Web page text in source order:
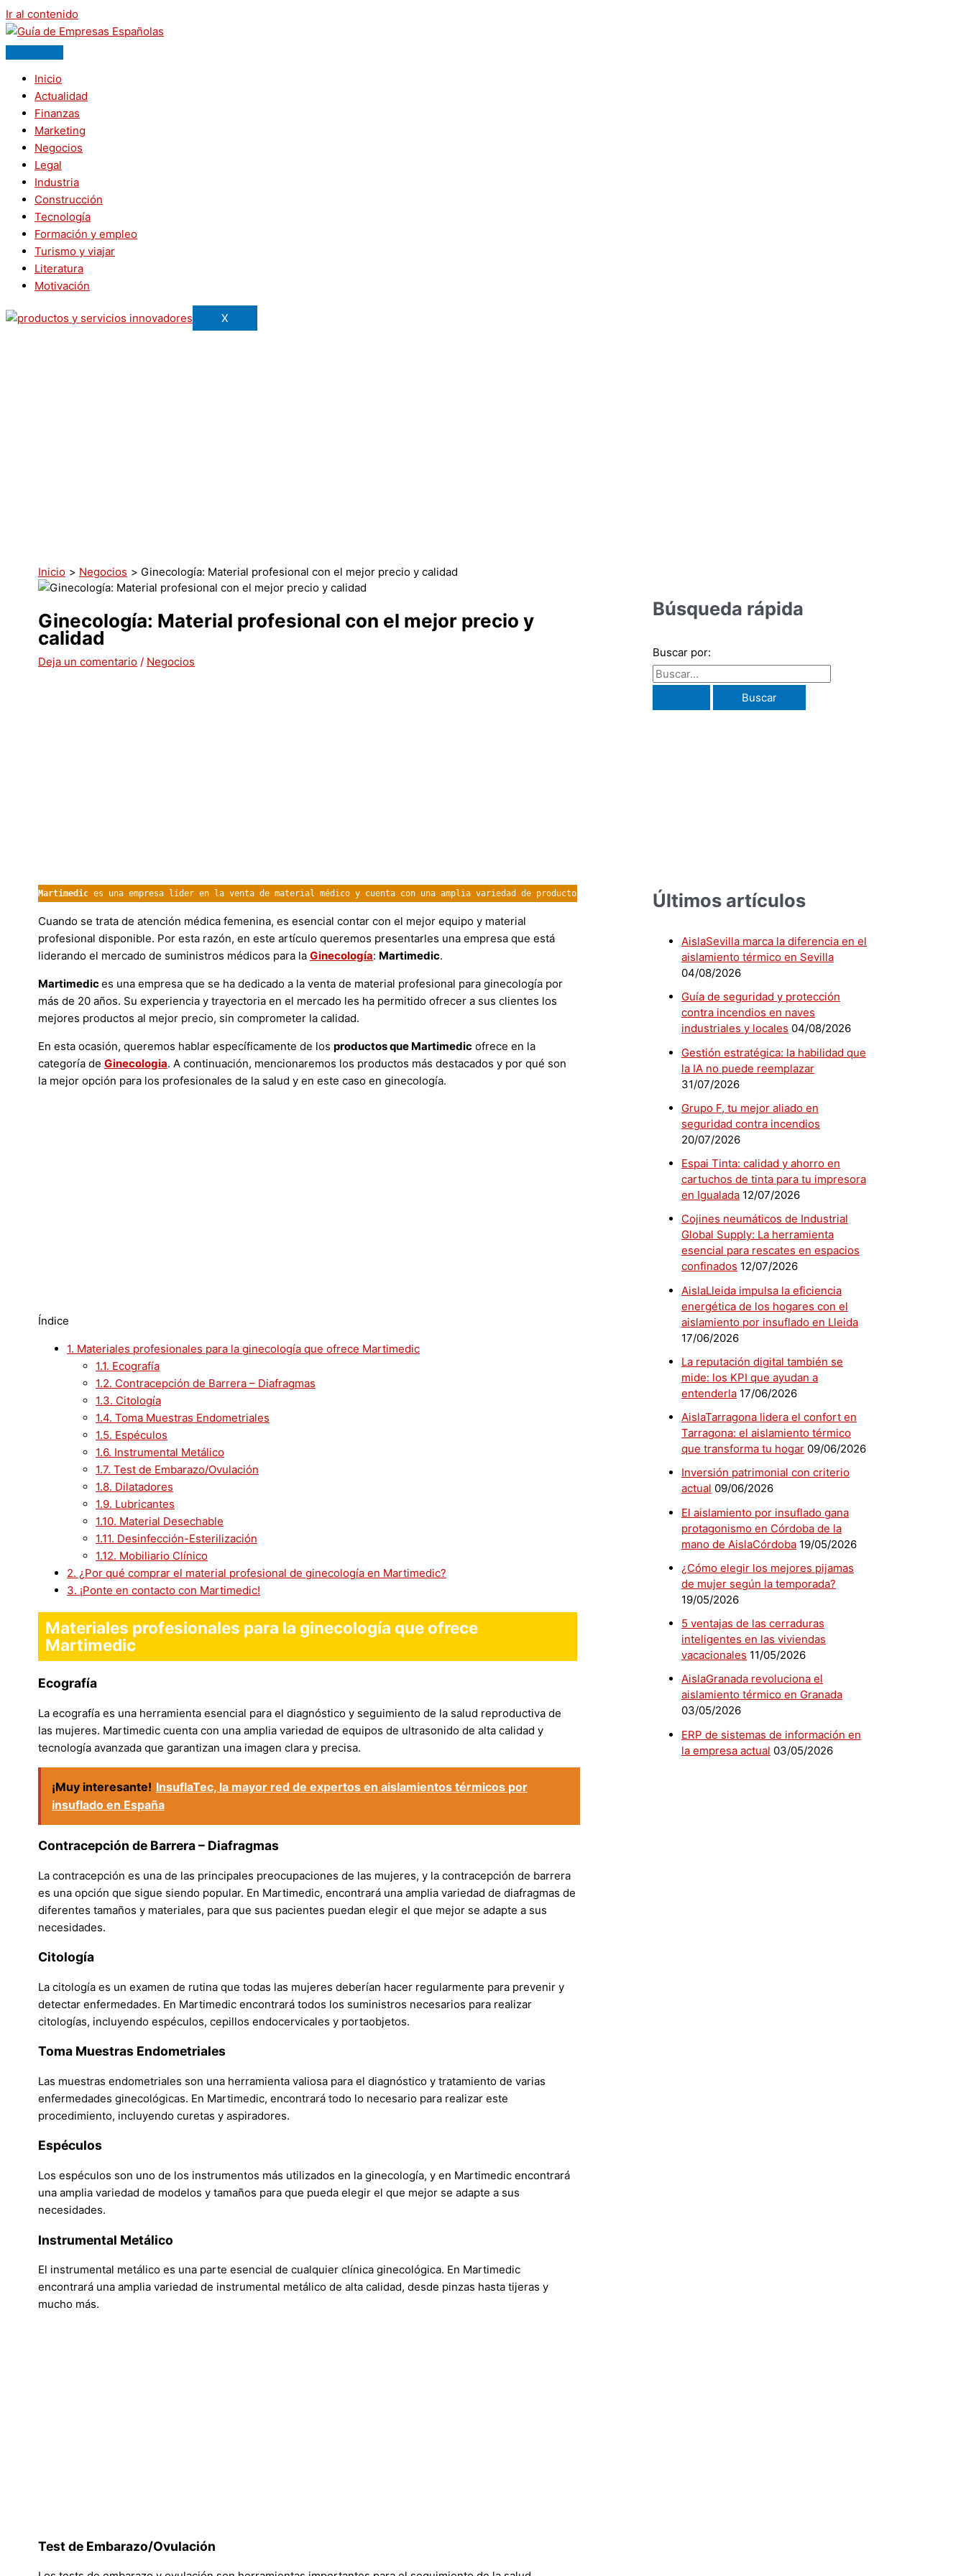
Ir al contenido
Inicio
Actualidad
Finanzas
Marketing
Negocios
Legal
Industria
Construcción
Tecnología
Formación y empleo
Turismo y viajar
Literatura
Motivación
X
Inicio Negocios Ginecología: Material profesional con el mejor precio y calidad
Ginecología: Material profesional con el mejor precio y
calidad
Deja un comentario / Negocios
Martimedic es una empresa líder en la venta de material médico y cuenta con una amplia variedad de productos de ginecología de la mejor calidad y a precios competitivos. Con su
Cuando se trata de atención médica femenina, es esencial contar con el mejor equipo y material
profesional disponible. Por esta razón, en este artículo queremos presentarles una empresa que está
liderando el mercado de suministros médicos para la Ginecología: Martimedic.
Martimedices una empresa que se ha dedicado a la venta de material profesional para ginecología por
más de 20 años. Su experiencia y trayectoria en el mercado les ha permitido ofrecer a sus clientes los
mejores productos al mejor precio, sin comprometer la calidad.
En esta ocasión, queremos hablar específicamente de los productos que Martimedic ofrece en la
categoría de Ginecologia. A continuación, mencionaremos los productos más destacados y por qué son
la mejor opción para los profesionales de la salud y en este caso en ginecología.
Índice
1. Materiales profesionales para la ginecología que ofrece Martimedic
1.1. Ecografía
1.2. Contracepción de Barrera – Diafragmas
1.3. Citología
1.4. Toma Muestras Endometriales
1.5. Espéculos
1.6. Instrumental Metálico
1.7. Test de Embarazo/Ovulación
1.8. Dilatadores
1.9. Lubricantes
1.10. Material Desechable
1.11. Desinfección-Esterilización
1.12. Mobiliario Clínico
2. ¿Por qué comprar el material profesional de ginecología en Martimedic?
3. ¡Ponte en contacto con Martimedic!
Materiales profesionales para la ginecología que ofrece
Martimedic
Ecografía
La ecografía es una herramienta esencial para el diagnóstico y seguimiento de la salud reproductiva de
las mujeres. Martimedic cuenta con una amplia variedad de equipos de ultrasonido de alta calidad y
tecnología avanzada que garantizan una imagen clara y precisa.
¡Muy interesante! InsuflaTec, la mayor red de expertos en aislamientos térmicos por
insuflado en España
Contracepción de Barrera – Diafragmas
La contracepción es una de las principales preocupaciones de las mujeres, y la contracepción de barrera
es una opción que sigue siendo popular. En Martimedic, encontrará una amplia variedad de diafragmas de
diferentes tamaños y materiales, para que sus pacientes puedan elegir el que mejor se adapte a sus
necesidades.
Citología
La citología es un examen de rutina que todas las mujeres deberían hacer regularmente para prevenir y
detectar enfermedades. En Martimedic encontrará todos los suministros necesarios para realizar
citologías, incluyendo espéculos, cepillos endocervicales y portaobjetos.
Toma Muestras Endometriales
Las muestras endometriales son una herramienta valiosa para el diagnóstico y tratamiento de varias
enfermedades ginecológicas. En Martimedic, encontrará todo lo necesario para realizar este
procedimiento, incluyendo curetas y aspiradores.
Espéculos
Los espéculos son uno de los instrumentos más utilizados en la ginecología, y en Martimedic encontrará
una amplia variedad de modelos y tamaños para que pueda elegir el que mejor se adapte a sus
necesidades.
Instrumental Metálico
El instrumental metálico es una parte esencial de cualquier clínica ginecológica. En Martimedic
encontrará una amplia variedad de instrumental metálico de alta calidad, desde pinzas hasta tijeras y
mucho más.
Test de Embarazo/Ovulación
Búsqueda rápida
Buscar por:
Últimos artículos
AislaSevilla marca la diferencia en el
aislamiento térmico en Sevilla
04/08/2026
Guía de seguridad y protección
contra incendios en naves
industriales y locales 04/08/2026
Gestión estratégica: la habilidad que
la IA no puede reemplazar
31/07/2026
Grupo F, tu mejor aliado en
seguridad contra incendios
20/07/2026
Espai Tinta: calidad y ahorro en
cartuchos de tinta para tu impresora
en Igualada 12/07/2026
Cojines neumáticos de Industrial
Global Supply: La herramienta
esencial para rescates en espacios
confinados 12/07/2026
AislaLleida impulsa la eficiencia
energética de los hogares con el
aislamiento por insuflado en Lleida
17/06/2026
La reputación digital también se
mide: los KPI que ayudan a
entenderla 17/06/2026
AislaTarragona lidera el confort en
Tarragona: el aislamiento térmico
que transforma tu hogar 09/06/2026
Inversión patrimonial con criterio
actual 09/06/2026
El aislamiento por insuflado gana
protagonismo en Córdoba de la
mano de AislaCórdoba 19/05/2026
¿Cómo elegir los mejores pijamas
de mujer según la temporada?
19/05/2026
5 ventajas de las cerraduras
inteligentes en las viviendas
vacacionales 11/05/2026
AislaGranada revoluciona el
aislamiento térmico en Granada
03/05/2026
ERP de sistemas de información en
la empresa actual 03/05/2026